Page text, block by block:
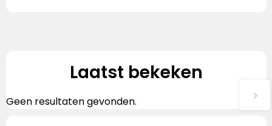
Laatst bekeken
Geen resultaten gevonden.